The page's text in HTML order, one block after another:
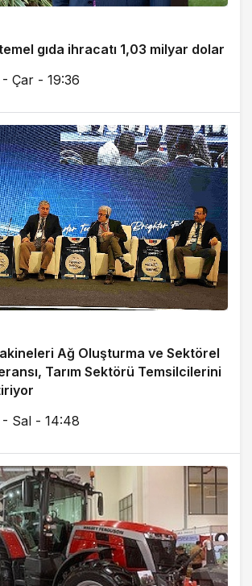
gıda ihracatı 1,03 milyar dolar
Çar - 19:36
Ağ Oluşturma ve Sektörel
Tarım Sektörü Temsilcilerini
Sal - 14:48